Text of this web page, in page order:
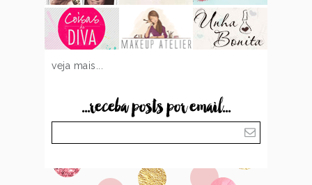
veja mais...
...receba posts por email...